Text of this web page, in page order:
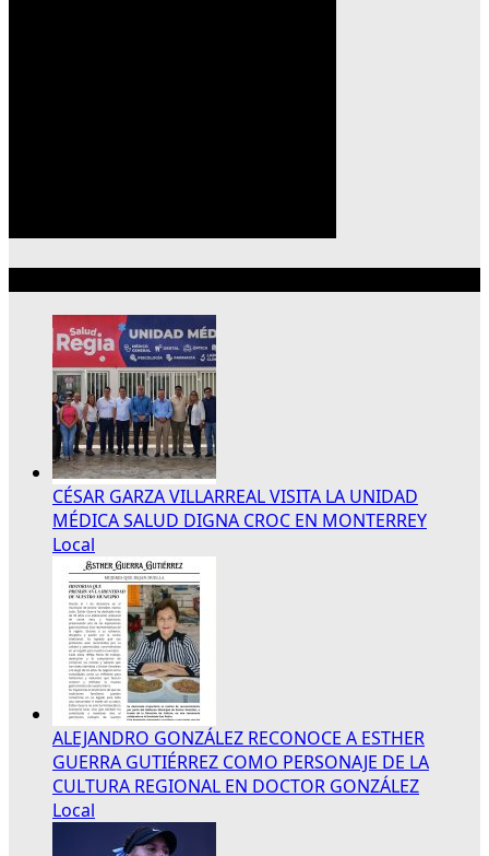
CÉSAR GARZA VILLARREAL VISITA LA UNIDAD
MÉDICA SALUD DIGNA CROC EN MONTERREY
Local
ALEJANDRO GONZÁLEZ RECONOCE A ESTHER
GUERRA GUTIÉRREZ COMO PERSONAJE DE LA
CULTURA REGIONAL EN DOCTOR GONZÁLEZ
Local